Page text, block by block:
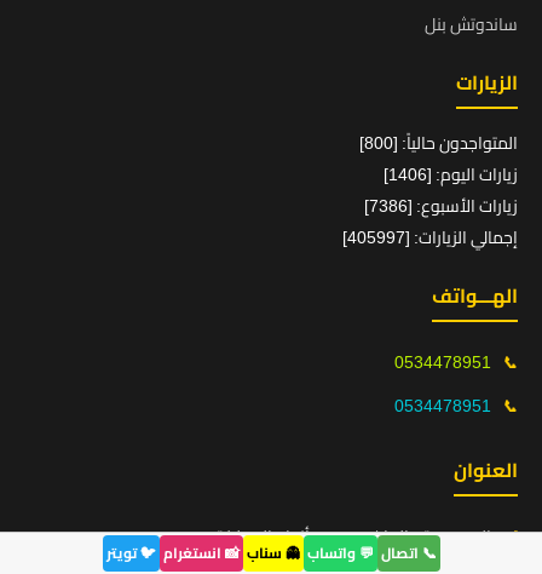
ساندوتش بنل
الزيارات
المتواجدون حالياً: [800]
زيارات اليوم: [1406]
زيارات الأسبوع: [7386]
إجمالي الزيارات: [405997]
الهـــواتف
📞
0534478951
📞
0534478951
العنوان
📍السعودية - الرياض وجميع أنحاء المملكة
📞 اتصال 💬 واتساب 👻 سناب 📸 انستغرام 🐦 تويتر